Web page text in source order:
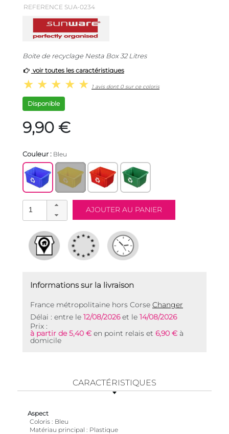
REFERENCE SUA-0234
Boite de recyclage Nesta Box 32 Litres
voir toutes les caractéristiques
1 avis dont 0 sur ce coloris
Disponible
9,90 €
Couleur : Bleu
Informations sur la livraison
France métropolitaine hors Corse Changer
Délai : entre le 12/08/2026et le 14/08/2026
Prix :
à partir de 5,40 € en point relais et 6,90 € à
domicile
CARACTÉRISTIQUES
Aspect
Coloris
Bleu
Matériau principal
Plastique